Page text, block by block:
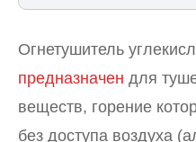
Огнетушитель
предназначен для
веществ, горение
без доступа воздуха